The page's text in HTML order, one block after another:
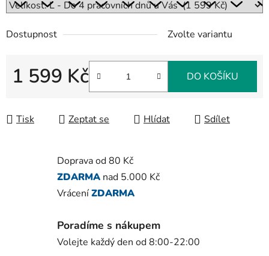
Dostupnost Zvolte variantu
1 599 Kč DO KOŠÍKU
Tisk Zeptat se Hlídat Sdílet
Doprava od 80 Kč
ZDARMA nad 5.000 Kč
VráceníZDARMA
Poradíme s nákupem
Volejte každý den od 8:00-22:00